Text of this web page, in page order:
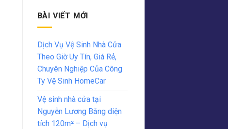
BÀI VIẾT MỚI
Dịch Vụ Vệ Sinh Nhà Cửa
Theo Giờ Uy Tín, Giá Rẻ,
Chuyên Nghiệp Của Công
Ty Vệ Sinh HomeCar
Vệ sinh nhà cửa tại
Nguyễn Lương Bằng diện
tích 120m² – Dịch vụ